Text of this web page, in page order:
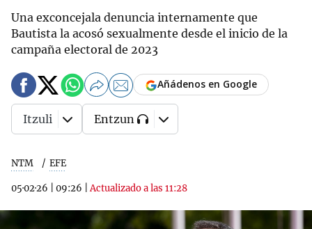
Una exconcejala denuncia internamente que
Bautista la acosó sexualmente desde el inicio de la
campaña electoral de 2023
NTM EFE
05·02·26 09:26 |Actualizado a las 11:28
Añádenos en Google
Itzuli Entzun